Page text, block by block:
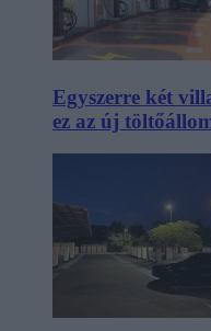
Egyszerre két
ez az új